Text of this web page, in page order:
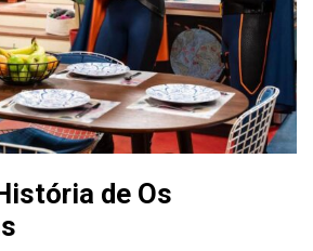
de Os